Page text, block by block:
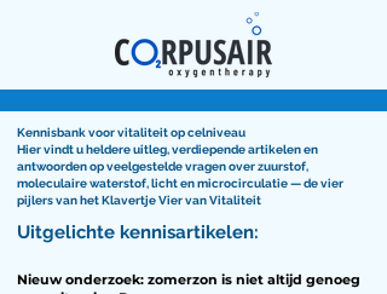
Kennisbank voor vitaliteit op celniveau
Hier vindt u heldere uitleg, verdiepende artikelen en
antwoorden op veelgestelde vragen over zuurstof,
moleculaire waterstof, licht en microcirculatie — de vier
pijlers van het Klavertje Vier van Vitaliteit
Uitgelichte kennisartikelen:
Nieuw onderzoek: zomerzon is niet altijd genoeg